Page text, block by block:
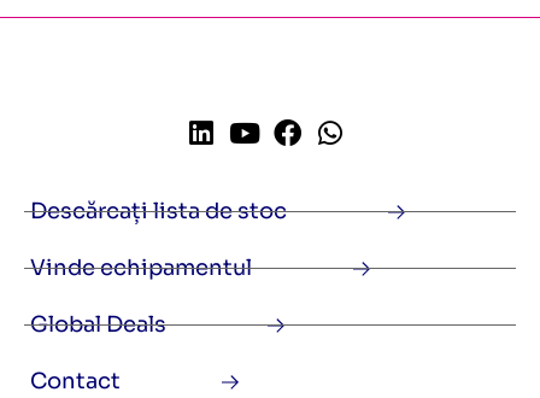
Descărcați lista de stoc
Vinde echipamentul
Global Deals
Contact